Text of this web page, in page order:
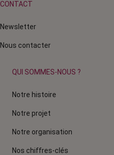
CONTACT
Newsletter
Nous contacter
QUI SOMMES-NOUS ?
Notre histoire
Notre projet
Notre organisation
Nos chiffres-clés